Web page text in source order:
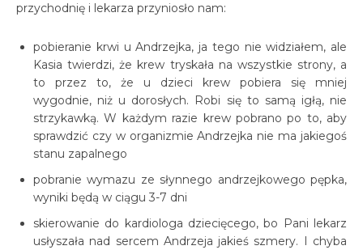
przychodnię i lekarza przyniosło nam:
pobieranie krwi u Andrzejka, ja tego nie widziałem, ale
Kasia twierdzi, że krew tryskała na wszystkie strony, a
to przez to, że u dzieci krew pobiera się mniej
wygodnie, niż u dorosłych. Robi się to samą igłą, nie
strzykawką. W każdym razie krew pobrano po to, aby
sprawdzić czy w organizmie Andrzejka nie ma jakiegoś
stanu zapalnego
pobranie wymazu ze słynnego andrzejkowego pępka,
wyniki będą w ciągu 3-7 dni
skierowanie do kardiologa dziecięcego, bo Pani lekarz
usłyszała nad sercem Andrzeja jakieś szmery. I chyba